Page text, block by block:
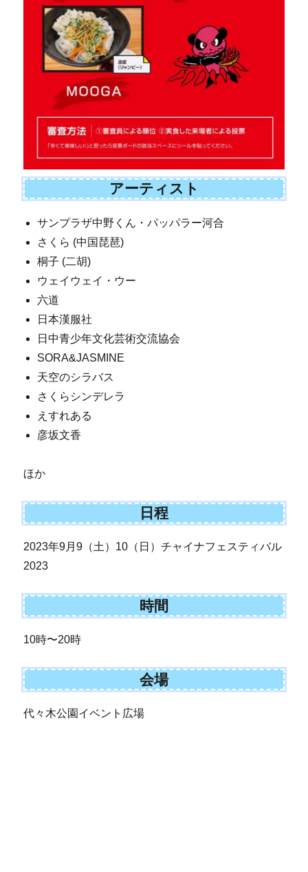
アーティスト
サンプラザ中野くん・パッパラー河合
さくら (中国琵琶)
桐子 (二胡)
ウェイウェイ・ウー
六道
日本漢服社
日中青少年文化芸術交流協会
SORA&JASMINE
天空のシラバス
さくらシンデレラ
えすれある
彦坂文香
ほか
日程
2023年9月9（土）10（日）チャイナフェスティバル
2023
時間
10時〜20時
会場
代々木公園イベント広場